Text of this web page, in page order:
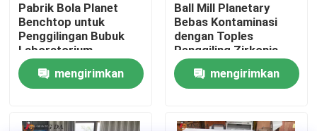
Wisata pabrik
Kontrol kualitas
Pabrik Bola Planet
Benchtop untuk
Penggilingan Bubuk
Laboratorium
Universitas dan
Penelitian Ilmiah
mengirimkan
Ball Mill Planetary
Bebas Kontaminasi
dengan Toples
Penggiling Zirkonia
untuk Pemrosesan
Bubuk Kemurnian
Tinggi
mengirimkan